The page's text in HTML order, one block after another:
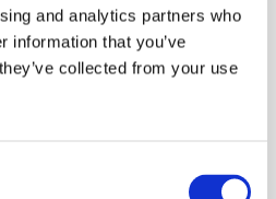
and analytics partners who
information that you’ve
collected from your use
doccia filo